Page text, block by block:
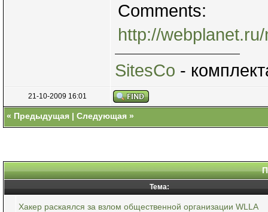
Comments:
http://
SitesCo -
21-10-2009 16:01
« Предыдущая | Следующая »
Тема:
Хакер раскаялся за взлом общественной организации WLLA